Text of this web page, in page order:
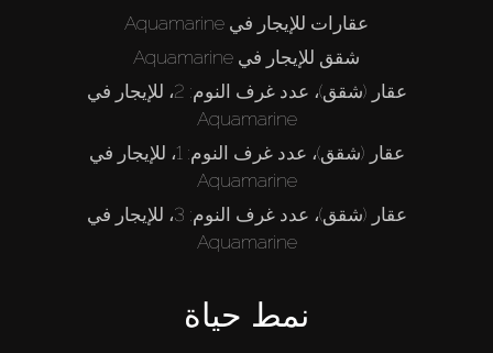
عقارات للإيجار في Aquamarine
شقق للإيجار في Aquamarine
عقار (شقق)، عدد غرف النوم: 2، للإيجار في
Aquamarine
عقار (شقق)، عدد غرف النوم: 1، للإيجار في
Aquamarine
عقار (شقق)، عدد غرف النوم: 3، للإيجار في
Aquamarine
نمط حياة